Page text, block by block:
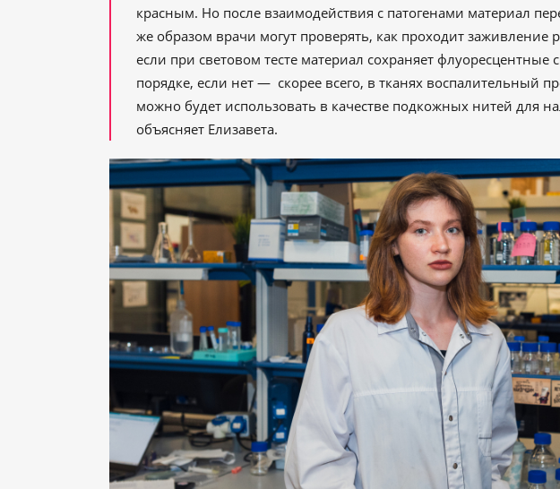
красным. Но после взаимодействия с патогенами материал
же образом врачи могут проверять, как проходит заживление
если при световом тесте материал сохраняет флуоресцентные
порядке, если нет — скорее всего, в тканях воспалительный
можно будет использовать в качестве подкожных нитей для
объясняет Елизавета.